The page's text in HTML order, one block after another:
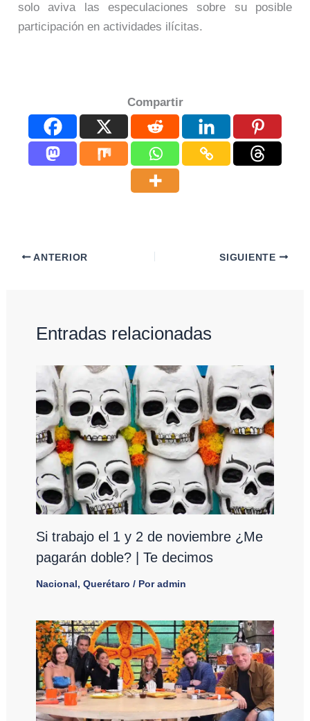
solo aviva las especulaciones sobre su posible
participación en actividades ilícitas.
Compartir
ANTERIOR SIGUIENTE
Entradas relacionadas
Si trabajo el 1 y 2 de noviembre ¿Me
pagarán doble? | Te decimos
Nacional, Querétaro / Poradmin